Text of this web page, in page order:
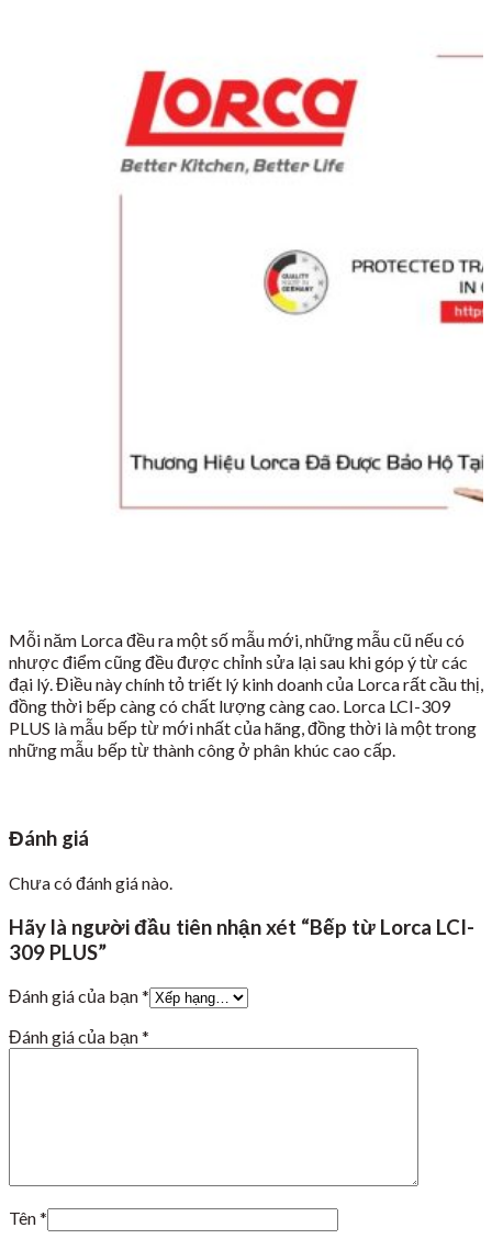
Mỗi năm Lorca đều ra một số mẫu mới, những mẫu cũ nếu có
nhược điểm cũng đều được chỉnh sửa lại sau khi góp ý từ các
đại lý. Điều này chính tỏ triết lý kinh doanh của Lorca rất cầu thị,
đồng thời bếp càng có chất lượng càng cao. Lorca LCI-309
PLUS là mẫu bếp từ mới nhất của hãng, đồng thời là một trong
những mẫu bếp từ thành công ở phân khúc cao cấp.
Đánh giá
Chưa có đánh giá nào.
Hãy là người đầu tiên nhận xét “Bếp từ Lorca LCI-
309 PLUS”
Đánh giá của bạn*
Đánh giá của bạn*
Tên*